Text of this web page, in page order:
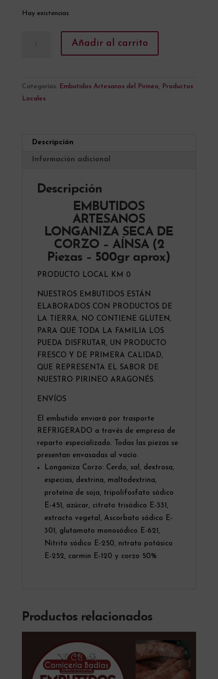
Hay existencias
DE
CORZO
Piezas
aprox)
Añadir al carrito
r
Categorías: Embutidos Artesanos del Pirineo, Productos
Locales
Descripción
Información adicional
Descripción
EMBUTIDOS
ARTESANOS
LONGANIZA SECA DE
CORZO – AÍNSA (2
Piezas – 500gr aprox)
PRODUCTO LOCAL KM 0
NUESTROS EMBUTIDOS ESTÁN
ELABORADOS CON PRODUCTOS DE
LA TIERRA, NO CONTIENE GLUTEN,
PARA QUE TODA LA FAMILIA LOS
PUEDA DISFRUTAR, UN PRODUCTO
FRESCO Y DE PRIMERA CALIDAD,
QUE REPRESENTA EL SABOR DE
NUESTRO PIRINEO ARAGONÉS.
ENVÍOS
El embutido enviará por trasporte
REFRIGERADO a través de empresa de
reparto especializado. Todas las piezas se
presentan envasadas al vacío.
Longaniza Corzo: Cerdo, sal, dextrosa,
especias, dextrina, maltodextrina,
proteína de soja, tripolifosfato sódico
E-451, azúcar, citrato trisódico E-331,
extracto vegetal, Ascorbato sódico E-
301, glutamato monosódico E-621,
Nitrito sódico E-250, nitrato potásico
E-252, carmin E-120 y corzo 50%
Productos relacionados